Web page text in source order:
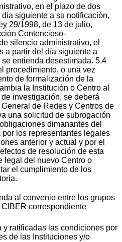
en el plazo de dos
siguiente a su notificación,
29/1998, de 13 de julio,
Contencioso-
silencio administrativo, el
a partir del día siguiente a
entienda desestimada. 5.4
procedimiento, o una vez
de formalización de la
la Institución o Centro al
investigación, se deberá
de Redes y Centros de
una solicitud de subrogación
dimanantes del
los representantes legales
anterior y actual y por el
de resolución de esta
legal del nuevo Centro o
el cumplimiento de los
al convenio entre los grupos
correspondiente
y ratificadas las condiciones por
de las Instituciones y/o